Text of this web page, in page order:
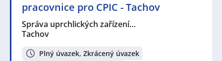
pracovnice pro CPIC - Tachov
Správa uprchlických zařízení…
Tachov
Plný úvazek, Zkrácený úvazek